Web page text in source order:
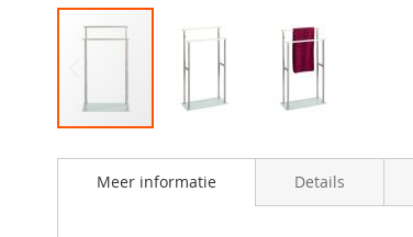
to
Meer informatie Details